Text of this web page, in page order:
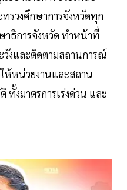
รวงศึกษาการจังหวัดทุก
าธิการจังหวัด ทำหน้าที่
งและติดตามสถานการณ์
ห้หน่วยงานและสถาน
งมาตรการเร่งด่วน และ